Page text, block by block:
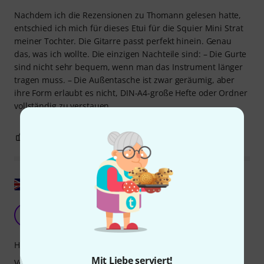
Mit Liebe serviert!
Nachdem ich die Rezensionen zu Thomann gelesen hatte,
entschied ich mich für dieses Etui für die Squier Mini Strat
meiner Tochter. Die Gitarre passt perfekt hinein. Genau
das, was ich wollte. Die einzigen Nachteile sind: – Die Gurte
sind nicht sehr bequem, wenn man das Instrument länger
tragen muss. – Die Außentasche ist zwar geräumig, aber
ihre Form erlaubt es nicht, DIN-A4-große Hefte oder Ordner
vollständig zu verstauen.
BEWERTUNG MELDEN
Looka 08.12.2020
Handling